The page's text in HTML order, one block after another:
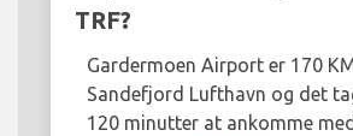
TRF?
Gardermoen Airport er 170
Sandefjord Lufthavn og det
120 minutter at ankomme